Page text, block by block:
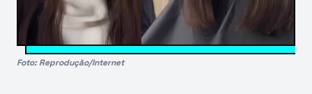
Foto: Reprodução/Internet